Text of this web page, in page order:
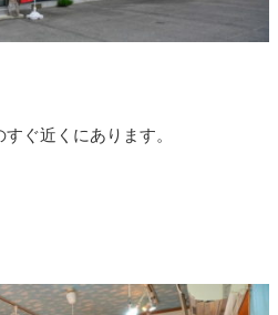
ぐ近くにあります。